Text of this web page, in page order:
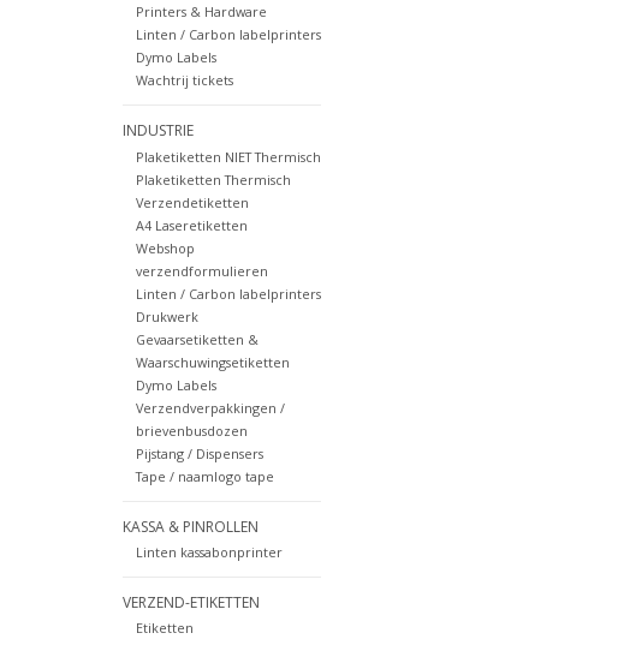
Printers & Hardware
Linten / Carbon labelprinters
Dymo Labels
Wachtrij tickets
INDUSTRIE
Plaketiketten NIET Thermisch
Plaketiketten Thermisch
Verzendetiketten
A4 Laseretiketten
Webshop
verzendformulieren
Linten / Carbon labelprinters
Drukwerk
Gevaarsetiketten &
Waarschuwingsetiketten
Dymo Labels
Verzendverpakkingen /
brievenbusdozen
Pijstang / Dispensers
Tape / naamlogo tape
KASSA & PINROLLEN
Linten kassabonprinter
VERZEND-ETIKETTEN
Etiketten